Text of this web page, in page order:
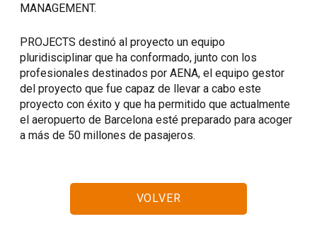
MANAGEMENT.
PROJECTS destinó al proyecto un equipo
pluridisciplinar que ha conformado, junto con los
profesionales destinados por AENA, el equipo gestor
del proyecto que fue capaz de llevar a cabo este
proyecto con éxito y que ha permitido que actualmente
el aeropuerto de Barcelona esté preparado para acoger
a más de 50 millones de pasajeros.
VOLVER